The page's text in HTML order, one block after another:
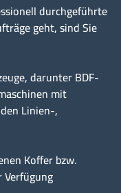
durchgeführte
geht, sind Sie
darunter BDF-
mit
Linien-,
Koffer bzw.